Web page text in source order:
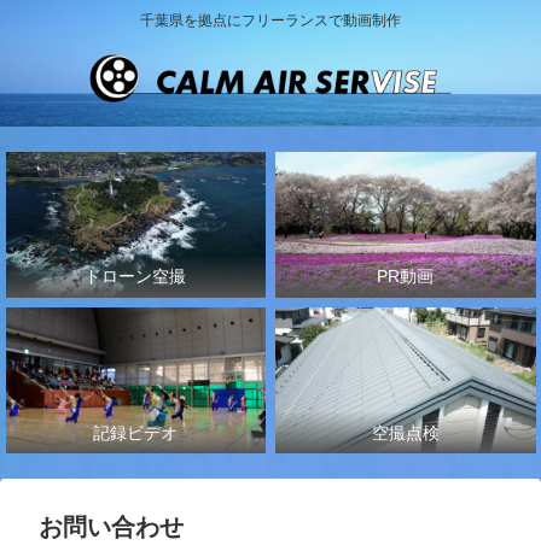
千葉県を拠点にフリーランスで動画制作
ドローン空撮 PR動画
記録ビデオ 空撮点検
お問い合わせ